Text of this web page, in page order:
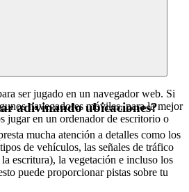
ser jugado en un navegador web. Si
navegadores móviles, para la mejor
jugar en un ordenador de escritorio o
adivinando ubicaciones?
mucha atención a detalles como los
de vehículos, las señales de tráfico
escritura), la vegetación e incluso los
puede proporcionar pistas sobre tu